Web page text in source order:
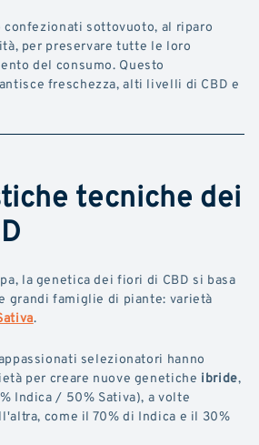
sottovuoto, al riparo
per preservare tutte le loro
del consumo. Questo
freschezza, alti livelli di CBD e
tecniche dei
la genetica dei fiori di CBD si basa
grandi famiglie di piante: varietà
.
selezionatori hanno
per creare nuove genetiche ibride,
Indica / 50% Sativa), a volte
come il 70% di Indica e il 30%